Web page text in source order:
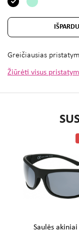
Greičiausias
Žiūrėti visus
Saulės akiniai